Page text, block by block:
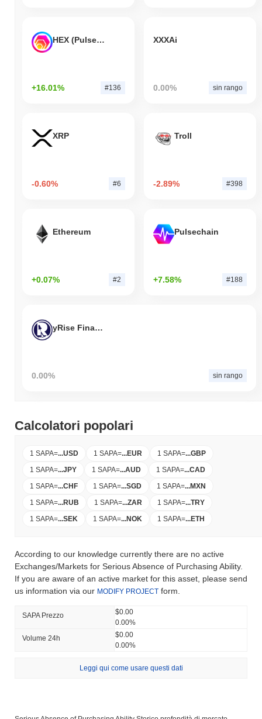
HEX (Pulsechain)
+16.01% #136
XXXAi
0.00% sin rango
XRP
-0.60% #6
Troll
-2.89% #398
Ethereum
+0.07% #2
Pulsechain
+7.58% #188
yRise Finance
0.00% sin rango
Calcolatori popolari
1 SAPA=...USD 1 SAPA=...EUR 1 SAPA=...GBP
1 SAPA=...JPY 1 SAPA=...AUD 1 SAPA=...CAD
1 SAPA=...CHF 1 SAPA=...SGD 1 SAPA=...MXN
1 SAPA=...RUB 1 SAPA=...ZAR 1 SAPA=...TRY
1 SAPA=...SEK 1 SAPA=...NOK 1 SAPA=...ETH
According to our knowledge currently there are no active
Exchanges/Markets for Serious Absence of Purchasing Ability.
If you are aware of an active market for this asset, please send
us information via our MODIFY PROJECT form.
SAPA Prezzo
$0.00
0.00%
Volume 24h
$0.00
0.00%
Leggi qui come usare questi dati